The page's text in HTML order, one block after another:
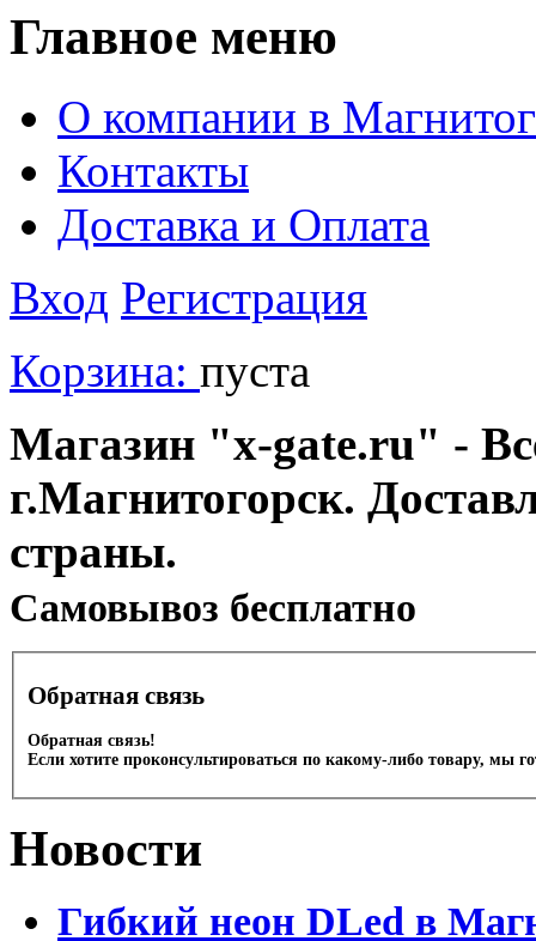
Главное меню
О компании в
Контакты
Доставка и Оплата
Вход Регистрация
Корзина: пуста
Магазин "x-gate.ru" -
г.Магнитогорск.
страны.
Cамовывоз бесплатно
Обратная связь
Обратная связь!
Если хотите проконсультироваться по какому-либо товару, мы
Новости
Гибкий неон DLed в